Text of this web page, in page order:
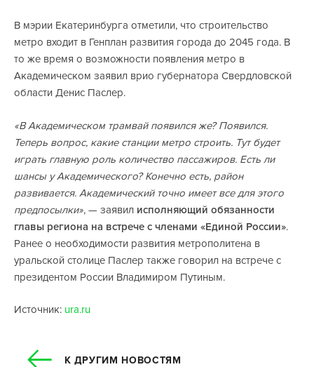
В мэрии Екатеринбурга отметили, что строительство
метро входит в Генплан развития города до 2045 года. В
то же время о возможности появления метро в
Академическом заявил врио губернатора Свердловской
области Денис Паслер.
«В Академическом трамвай появился же? Появился.
Теперь вопрос, какие станции метро строить. Тут будет
играть главную роль количество пассажиров. Есть ли
шансы у Академического? Конечно есть, район
развивается. Академический точно имеет все для этого
предпосылки», — заявил исполняющий обязанности
главы региона на встрече с членами «Единой России».
Ранее о необходимости развития метрополитена в
уральской столице Паслер также говорил на встрече с
президентом России Владимиром Путиным.
Источник: ura.ru
К ДРУГИМ НОВОСТЯМ